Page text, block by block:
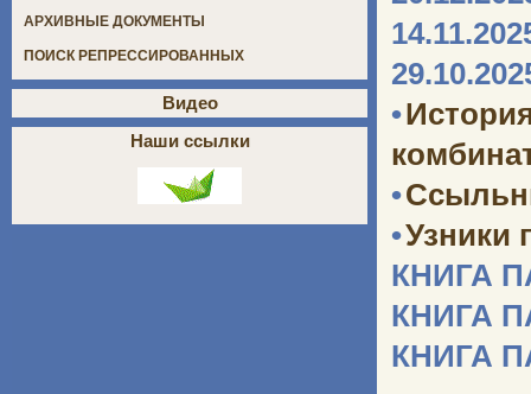
•
•
•Узники
КНИГА
КНИГА
КНИГА
АРХИВНЫЕ ДОКУМЕНТЫ
ПОИСК РЕПРЕССИРОВАННЫХ
Видео
Наши ссылки